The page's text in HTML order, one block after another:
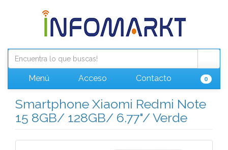
Menú Acceso Contacto 0
Smartphone Xiaomi Redmi Note
15 8GB/ 128GB/ 6.77"/ Verde